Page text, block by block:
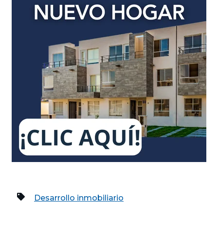
Desarrollo inmobiliario